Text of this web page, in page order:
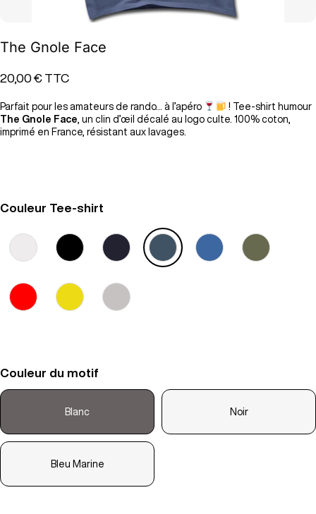
The Gnole Face
20,00 € TTC
Parfait pour les amateurs de rando… à l’apéro
! Tee-shirt humour
The Gnole Face , un clin d’œil décalé au logo culte. 100% coton,
imprimé en France, résistant aux lavages.
Couleur Tee-shirt
Couleur du motif
Blanc Noir
Bleu Marine